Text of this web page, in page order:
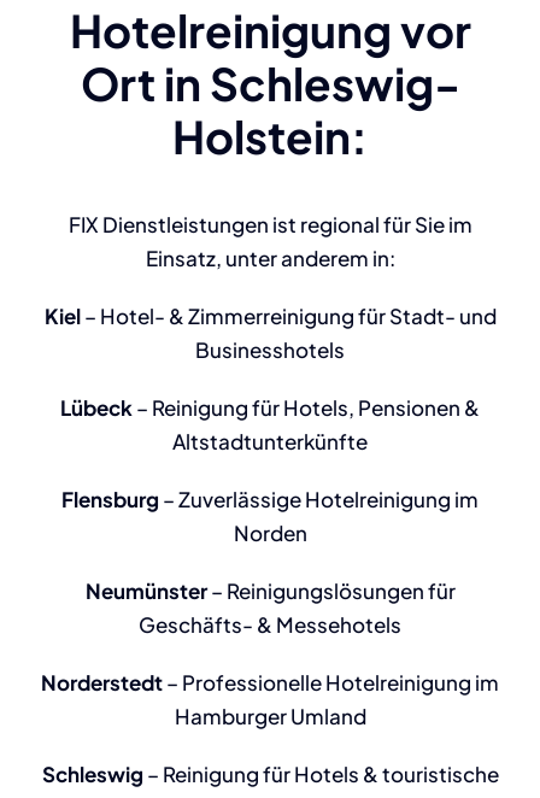
Hotelreinigung vor
Ort in Schleswig-
Holstein:
FIX Dienstleistungen ist regional für Sie im
Einsatz, unter anderem in:
Kiel– Hotel- & Zimmerreinigung für Stadt- und
Businesshotels
Lübeck– Reinigung für Hotels, Pensionen &
Altstadtunterkünfte
Flensburg – Zuverlässige Hotelreinigung im
Norden
Neumünster– Reinigungslösungen für
Geschäfts- & Messehotels
Norderstedt– Professionelle Hotelreinigung im
Hamburger Umland
Schleswig – Reinigung für Hotels & touristische